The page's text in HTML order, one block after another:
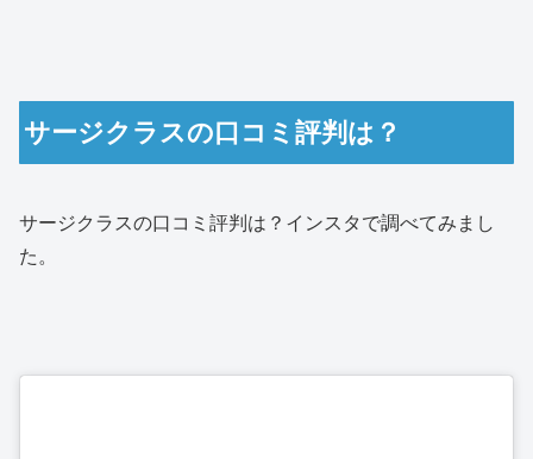
サージクラスの口コミ評判は？
サージクラスの口コミ評判は？インスタで調べてみまし
た。